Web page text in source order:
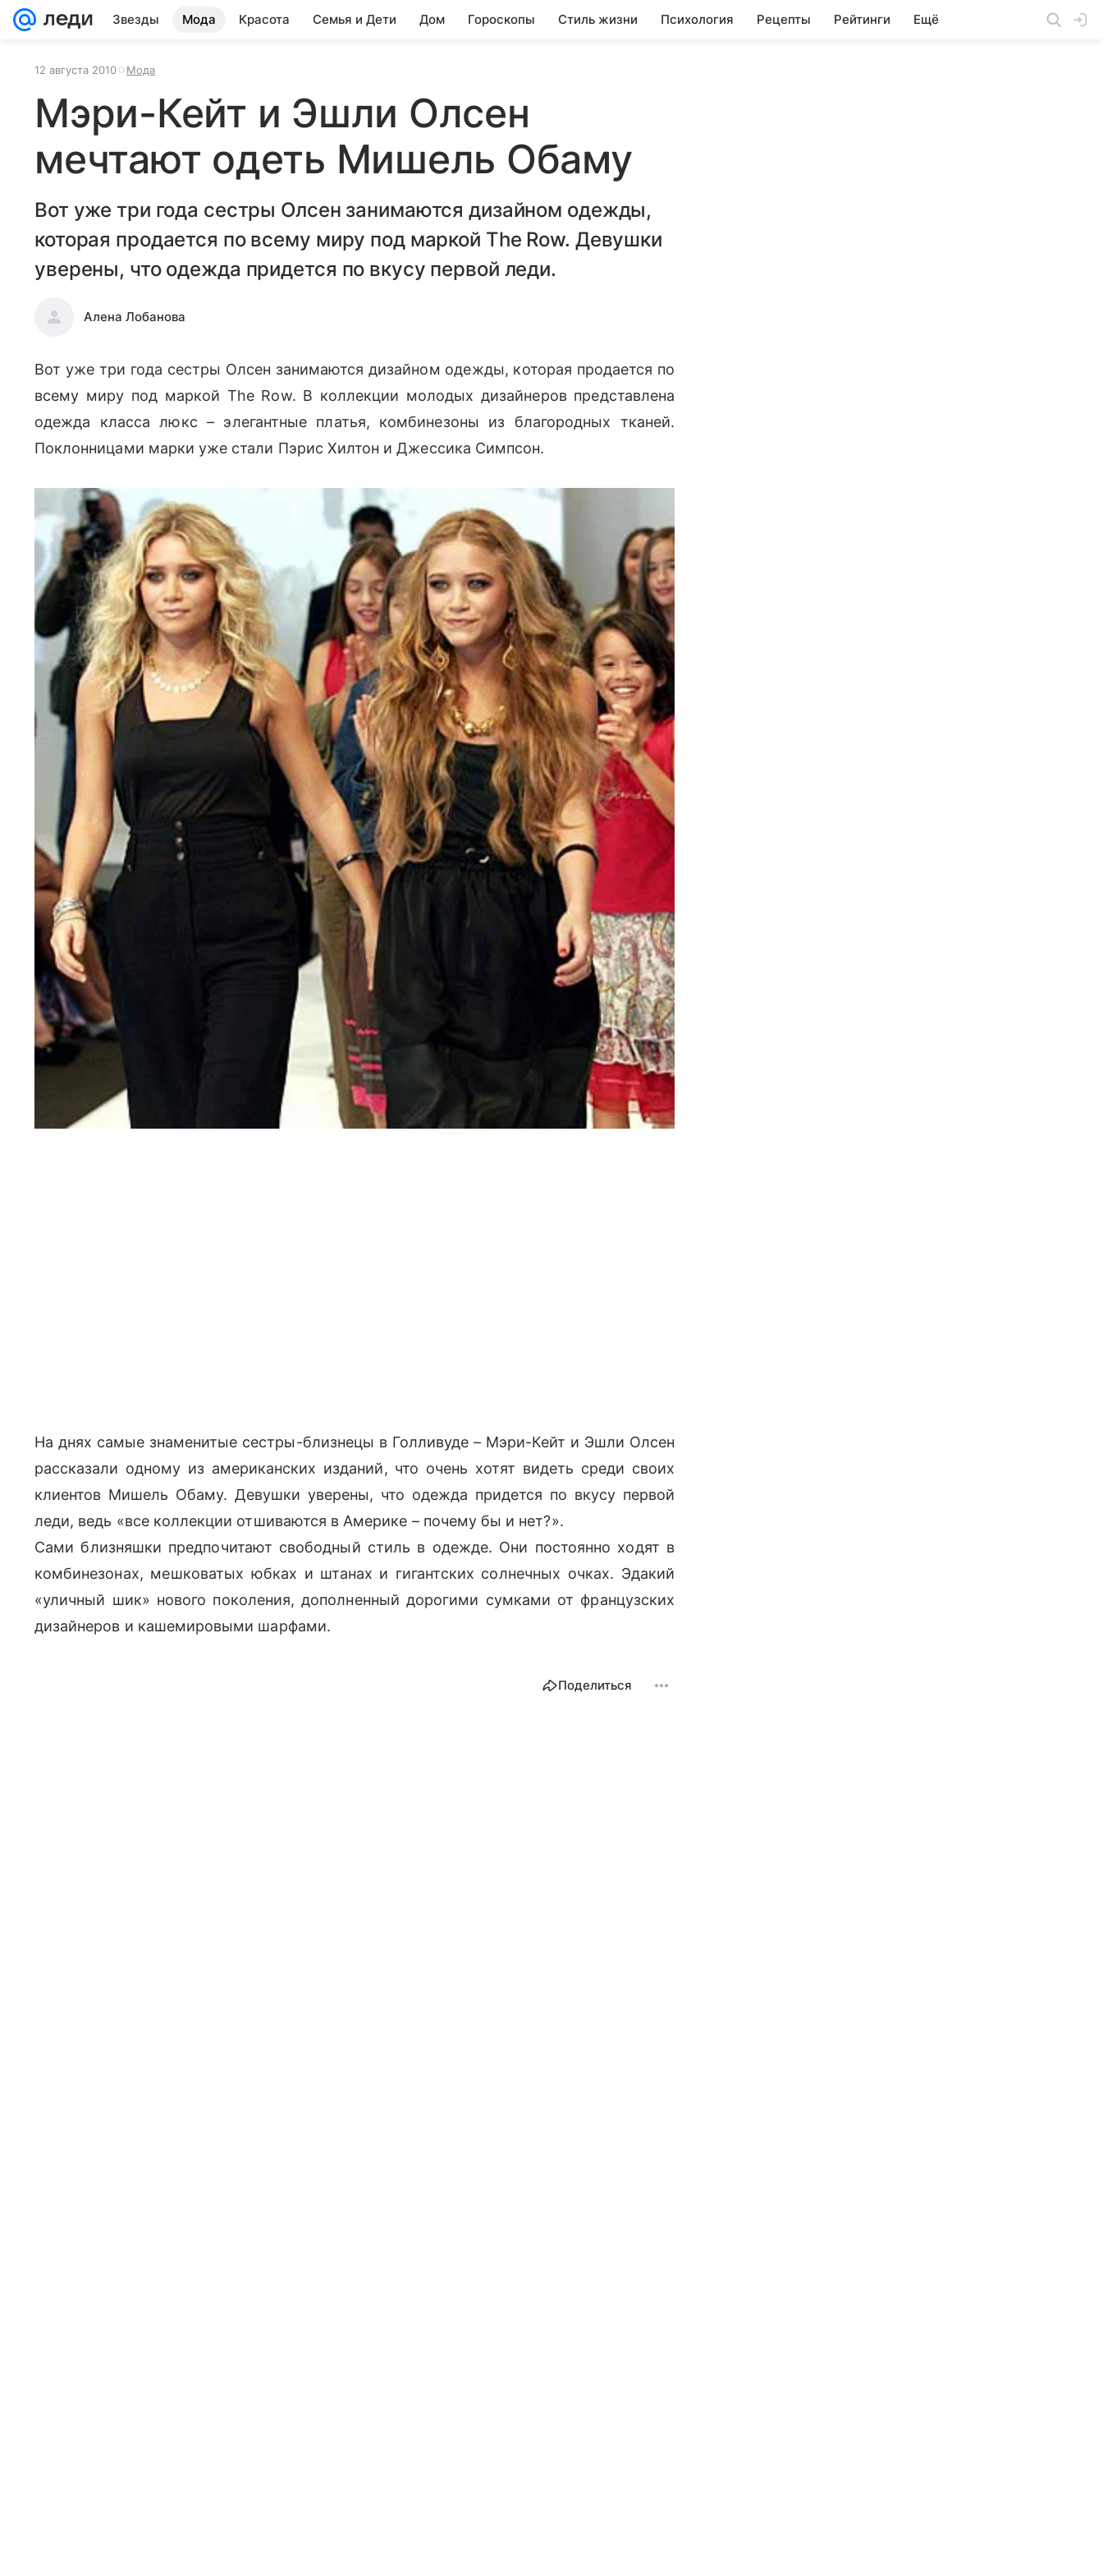
Звезды Мода Красота Семья и Дети Дом Гороскопы Стиль жизни Психология Рецепты Рейтинги Ещё
12 августа 2010 Мода
Мэри-Кейт и Эшли Олсен
мечтают одеть Мишель Обаму
Вот уже три года сестры Олсен занимаются дизайном одежды,
которая продается по всему миру под маркой The Row. Девушки
уверены, что одежда придется по вкусу первой леди.
Алена Лобанова
Вот уже три года сестры Олсен занимаются дизайном одежды, которая продается по
всему миру под маркой The Row. В коллекции молодых дизайнеров представлена
одежда класса люкс – элегантные платья, комбинезоны из благородных тканей.
Поклонницами марки уже стали Пэрис Хилтон и Джессика Симпсон.
На днях самые знаменитые сестры-близнецы в Голливуде – Мэри-Кейт и Эшли Олсен
рассказали одному из американских изданий, что очень хотят видеть среди своих
клиентов Мишель Обаму. Девушки уверены, что одежда придется по вкусу первой
леди, ведь «все коллекции отшиваются в Америке – почему бы и нет?».
Сами близняшки предпочитают свободный стиль в одежде. Они постоянно ходят в
комбинезонах, мешковатых юбках и штанах и гигантских солнечных очках. Эдакий
«уличный шик» нового поколения, дополненный дорогими сумками от французских
дизайнеров и кашемировыми шарфами.
Поделиться